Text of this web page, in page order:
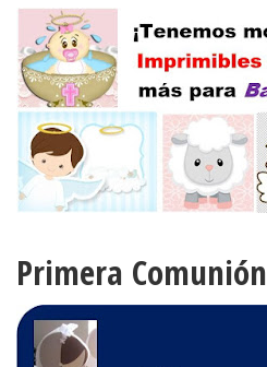
Primera Comunión